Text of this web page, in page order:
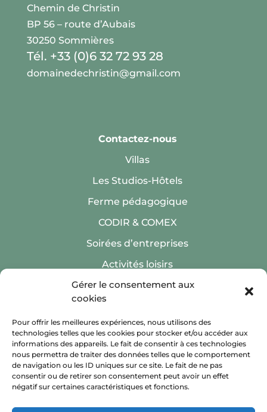
Gérer le consentement aux
cookies
Pour offrir les meilleures expériences, nous utilisons des
technologies telles que les cookies pour stocker et/ou accéder aux
informations des appareils. Le fait de consentir à ces technologies
nous permettra de traiter des données telles que le comportement
de navigation ou les ID uniques sur ce site. Le fait de ne pas
consentir ou de retirer son consentement peut avoir un effet
négatif sur certaines caractéristiques et fonctions.
Chemin de Christin
BP 56 – route d’Aubais
30250 Sommières
Tél. +33 (0)6 32 72 93 28
domainedechristin@gmail.com
Contactez-nous
Villas
Les Studios-Hôtels
Ferme pédagogique
CODIR & COMEX
Soirées d’entreprises
Activités loisirs
Inscription Newsletter